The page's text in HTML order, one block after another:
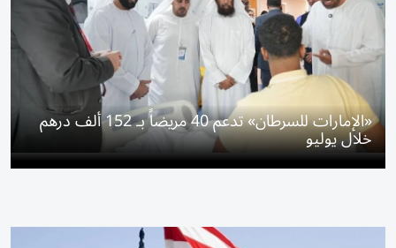
«الإمارات للسرطان» تدعم 40 مريضاً بـ 152 ألف درهم
خلال يوليو